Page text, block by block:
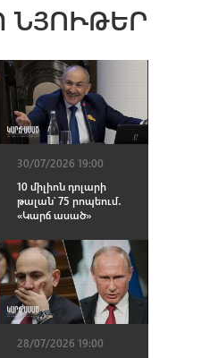
ՆՅՈՒԹԵՐ
30/07/2026 19:00
10 միլիոն դոլարի
թալան՝ 75 րոպեում․
«Կարճ ասած»
28/07/2026 19:00